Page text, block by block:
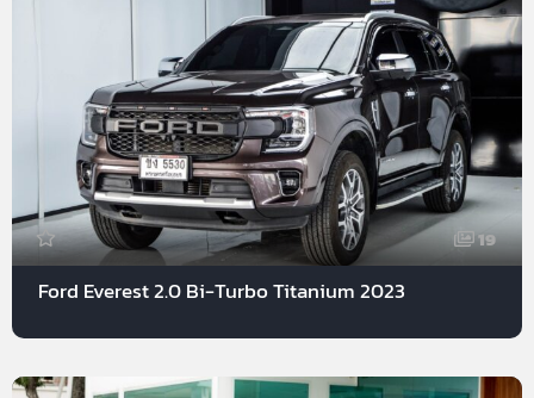
19
Ford Everest 2.0 Bi-Turbo Titanium 2023